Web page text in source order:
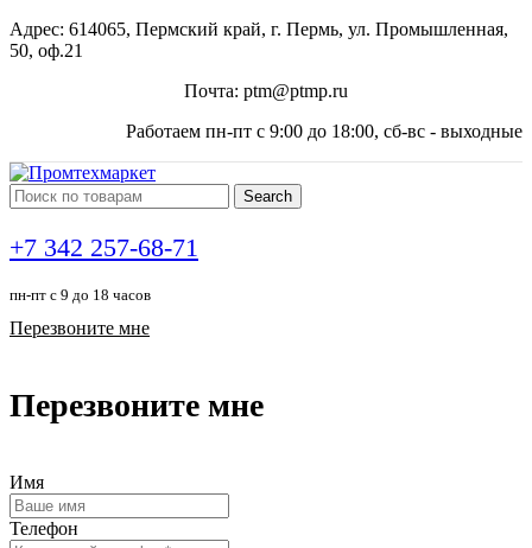
Адрес: 614065, Пермский край, г. Пермь, ул. Промышленная,
50, оф.21
Почта: ptm@ptmp.ru
Работаем пн-пт с 9:00 до 18:00, сб-вс - выходные
Search
+7 342 257-68-71
пн-пт с 9 до 18 часов
Перезвоните мне
Перезвоните мне
Имя
Телефон